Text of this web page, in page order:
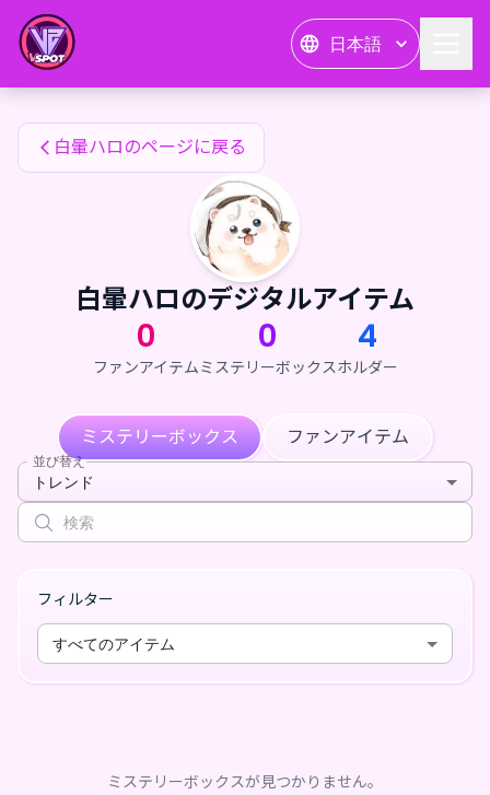
日本語
白暈ハロのファンアイテム
白暈ハロのページに戻る
白暈ハロのデジタルアイテム
0
ファンアイテム
0
ミステリーボックス
4
ホルダー
ミステリーボックス ファンアイテム
並び替え
トレンド
フィルター
すべてのアイテム
ミステリーボックスが見つかりません。
白暈ハロのファンアイテム — 24karat